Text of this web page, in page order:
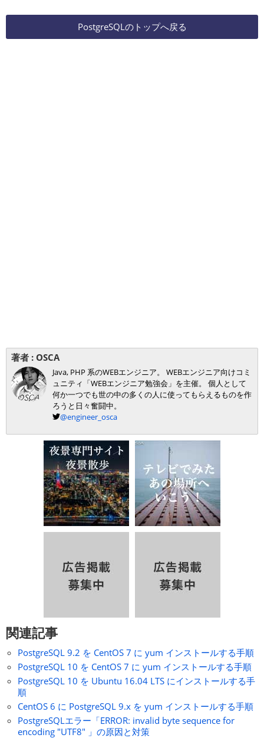
PostgreSQLのトップへ戻る
著者 : OSCA
Java, PHP 系のWEBエンジニア。 WEBエンジニア向けコミ
ュニティ「WEBエンジニア勉強会」を主催。 個人として
何か一つでも世の中の多くの人に使ってもらえるものを作
ろうと日々奮闘中。
@engineer_osca
関連記事
PostgreSQL 9.2 を CentOS 7 に yum インストールする手順
PostgreSQL 10 を CentOS 7 に yum インストールする手順
PostgreSQL 10 を Ubuntu 16.04 LTS にインストールする手
順
CentOS 6 に PostgreSQL 9.x を yum インストールする手順
PostgreSQLエラー「ERROR: invalid byte sequence for
encoding "UTF8" 」の原因と対策